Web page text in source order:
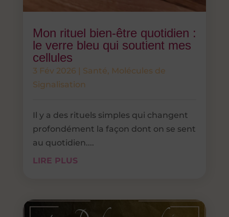
Mon rituel bien-être quotidien :
le verre bleu qui soutient mes
cellules
3 Fév 2026 | Santé, Molécules de
Signalisation
Il y a des rituels simples qui changent
profondément la façon dont on se sent
au quotidien....
LIRE PLUS